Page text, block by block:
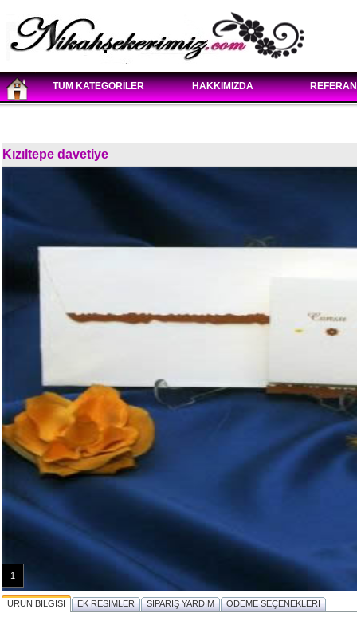
TÜM KATEGORİLER HAKKIMIZDA
Kızıltepe davetiye
1
ÜRÜN BİLGİSİ EK RESİMLER SİPARİŞ YARDIM ÖDEME SEÇENEKLERİ